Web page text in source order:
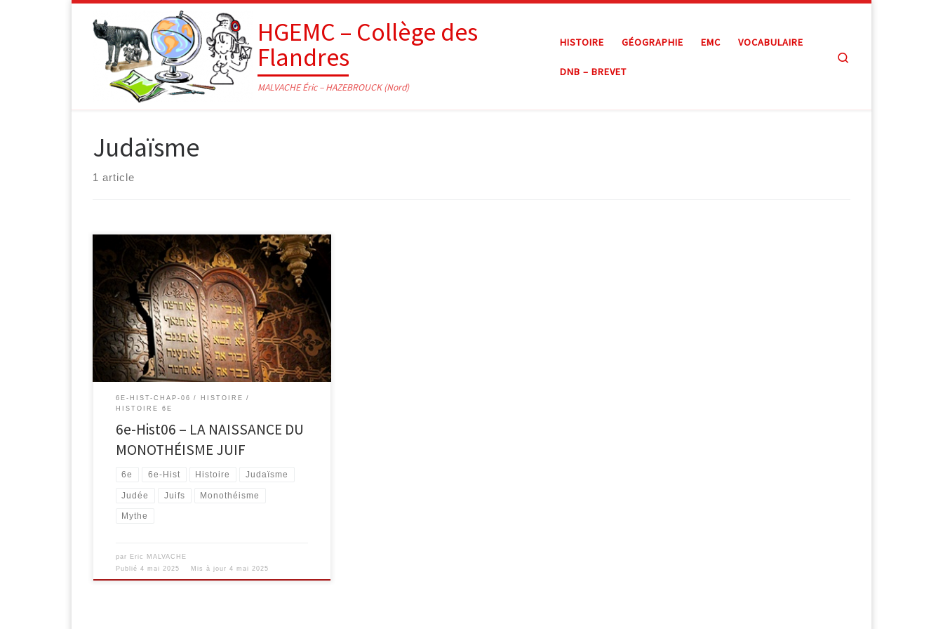
Passer au contenu
HGEMC – Collège des
Flandres
MALVACHE Éric – HAZEBROUCK (Nord)
HISTOIRE GÉOGRAPHIE EMC VOCABULAIRE
DNB – BREVET
Judaïsme
1 article
6E-HIST-CHAP-06
HISTOIRE
HISTOIRE 6E
6e-Hist06 – LA NAISSANCE DU
MONOTHÉISME JUIF
6e 6e-Hist Histoire Judaïsme
Judée Juifs Monothéisme
Mythe
par Eric MALVACHE
Publié 4 mai 2025 Mis à jour 4 mai 2025